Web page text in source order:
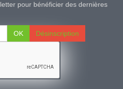
pour bénéficier des dernières
OK Désinscription